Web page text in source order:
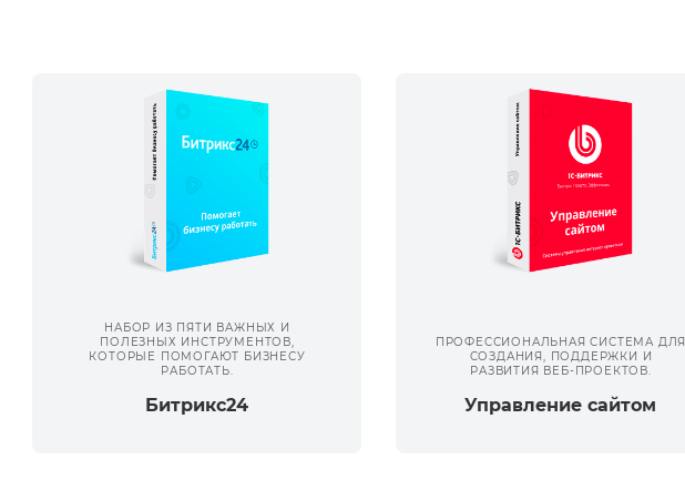
НАБОР ИЗ ПЯТИ ВАЖНЫХ И
ПОЛЕЗНЫХ ИНСТРУМЕНТОВ,
КОТОРЫЕ ПОМОГАЮТ БИЗНЕСУ
РАБОТАТЬ.
Битрикс24
ПРОФЕССИОНАЛЬНАЯ СИСТЕМА ДЛЯ
СОЗДАНИЯ, ПОДДЕРЖКИ И
РАЗВИТИЯ ВЕБ-ПРОЕКТОВ.
Управление сайтом